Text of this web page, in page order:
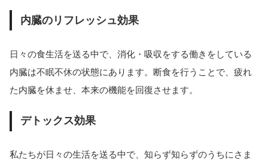
内臓のリフレッシュ効果
日々の食生活を送る中で、消化・吸収をする働きをしている
内臓は不眠不休の状態にあります。断食を行うことで、疲れ
た内臓を休ませ、本来の機能を回復させます。
デトックス効果
私たちが日々の生活を送る中で、知らず知らずのうちにさま